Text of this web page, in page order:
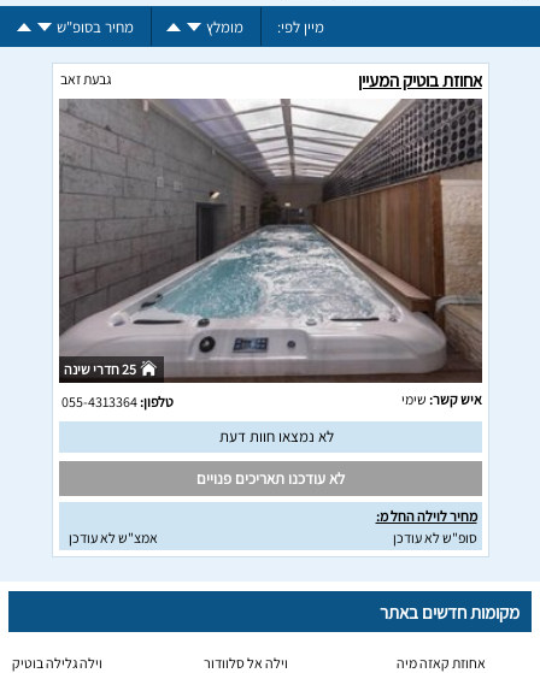
מיין לפי: מומלץ מחיר בסופ"ש
אחוזת בוטיק המעיין גבעת זאב
25 חדרי שינה
איש קשר: שימי טלפון:055-4313364
לא נמצאו חוות דעת
לא עודכנו תאריכים פנויים
מחיר לוילה החל מ:
סופ"ש לא עודכן
אמצ"ש לא עודכן
מקומות חדשים באתר
אחוזת קאזה מיה וילה אל סלוודור וילה גלילה בוטיק